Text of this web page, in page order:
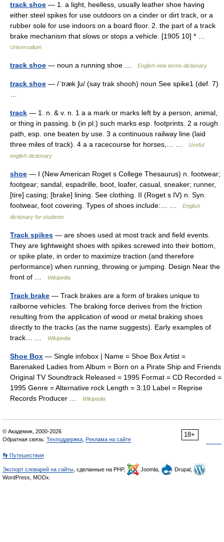
track shoe — 1. a light, heelless, usually leather shoe having
either steel spikes for use outdoors on a cinder or dirt track, or a
rubber sole for use indoors on a board floor. 2. the part of a track
brake mechanism that slows or stops a vehicle. [1905 10] * …
Universalium
track shoe — noun a running shoe … English new terms dictionary
track shoe — /ˈtræk ʃu/ (say trak shooh) noun See spike1 (def. 7)
track — 1. n. & v. n. 1 a a mark or marks left by a person, animal,
or thing in passing. b (in pl.) such marks esp. footprints. 2 a rough
path, esp. one beaten by use. 3 a continuous railway line (laid
three miles of track). 4 a a racecourse for horses,… …
Useful
english dictionary
shoe — I (New American Roget s College Thesaurus) n. footwear;
footgear; sandal, espadrille, boot, loafer, casual, sneaker; runner,
[tire] casing; [brake] lining. See clothing. II (Roget s IV) n. Syn.
footwear, foot covering. Types of shoes include:… …
English
dictionary for students
Track spikes — are shoes used at most track and field events.
They are lightweight shoes with spikes screwed into their bottom,
or spike plate, in order to maximize traction (and therefore
performance) when running, throwing or jumping. Design Near the
front of …
Wikipedia
Track brake — Track brakes are a form of brakes unique to
railborne vehicles. The braking force derives from the friction
resulting from the application of wood or metal braking shoes
directly to the tracks (as the name suggests). Early examples of
track… …
Wikipedia
Shoe Box — Single infobox | Name = Shoe Box Artist =
Barenaked Ladies from Album = Born on a Pirate Ship and Friends
Original TV Soundtrack Released = 1995 Format = CD Recorded =
1995 Genre = Alternative rock Length = 3:10 Label = Reprise
Records Producer …
Wikipedia
18+
© Академик, 2000-2026
Обратная связь: Техподдержка Реклама на сайте
👣 Путешествия
Экспорт словарей на сайты , сделанные на PHP, Joomla,
Drupal,
WordPress, MODx.